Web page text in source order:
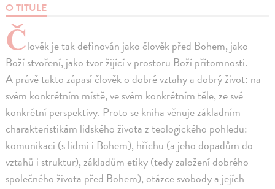
O TITULE
Člověk je tak definován jako člověk před Bohem, jako
Boží stvoření, jako tvor žijící v prostoru Boží přítomnosti.
A právě takto zápasí člověk o dobré vztahy a dobrý život: na
svém konkrétním místě, ve svém konkrétním těle, ze své
konkrétní perspektivy. Proto se kniha věnuje základním
charakteristikám lidského života z teologického pohledu:
komunikaci (s lidmi i Bohem), hříchu (a jeho dopadům do
vztahů i struktur), základům etiky (tedy založení dobrého
společného života před Bohem), otázce svobody a jejích